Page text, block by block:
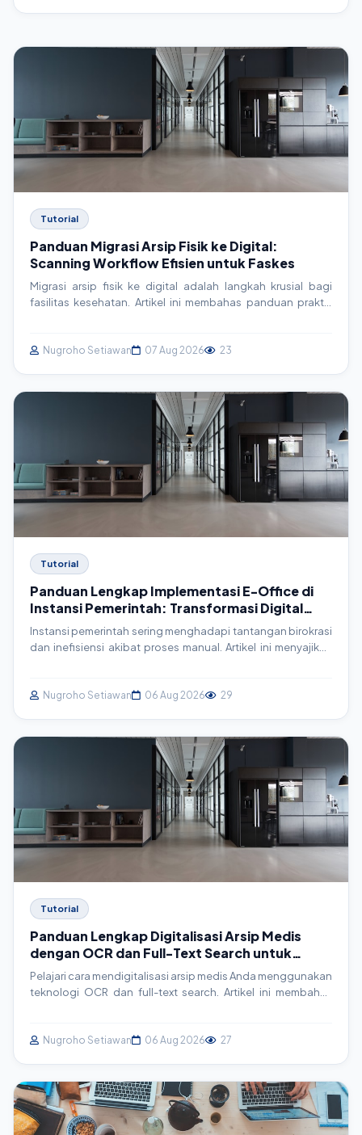
Tutorial
Panduan Migrasi Arsip Fisik ke Digital:
Scanning Workflow Efisien untuk Faskes
Migrasi arsip fisik ke digital adalah langkah krusial bagi
fasilitas kesehatan. Artikel ini membahas panduan praktis
memastikan data rekam medis aman dan mudah diakses.
Nugroho Setiawan 07 Aug 2026 23
Tutorial
Panduan Lengkap Implementasi E-Office di
Instansi Pemerintah: Transformasi Digital
Menuju Efisiensi
Instansi pemerintah sering menghadapi tantangan birokrasi
dan inefisiensi akibat proses manual. Artikel ini menyajikan
operasional dan pelayanan publik yang lebih baik.
Nugroho Setiawan 06 Aug 2026 29
Tutorial
Panduan Lengkap Digitalisasi Arsip Medis
dengan OCR dan Full-Text Search untuk
SIMRS
Pelajari cara mendigitalisasi arsip medis Anda menggunakan
teknologi OCR dan full-text search. Artikel ini membahas
sakit dan klinik.
Nugroho Setiawan 06 Aug 2026 27